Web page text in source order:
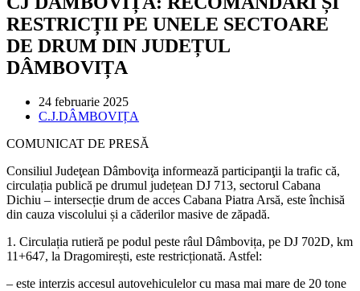
RESTRICȚII PE UNELE SECTOARE
DE DRUM DIN JUDEȚUL
DÂMBOVIȚA
Post
published:
24 februarie 2025
Post
C.J.DÂMBOVIȚA
COMUNICAT DE PRESĂ
Consiliul Judeţean Dâmboviţa informează participanţii la trafic că,
circulația publică pe drumul județean DJ 713, sectorul Cabana
Dichiu – intersecție drum de acces Cabana Piatra Arsă, este închisă
din cauza viscolului și a căderilor masive de zăpadă.
1. Circulația rutieră pe podul peste râul Dâmbovița, pe DJ 702D, km
11+647, la Dragomirești, este restricționată. Astfel:
– este interzis accesul autovehiculelor cu masa mai mare de 20 tone